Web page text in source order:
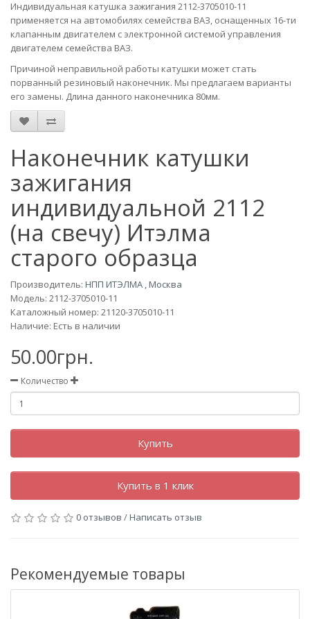
Индивидуальная катушка зажигания 2112-3705010-11
применяется на автомобилях семейства ВАЗ, оснащенных 16-ти
клапанным двигателем с электронной системой управления
двигателем семейства ВАЗ.
Причиной неправильной работы катушки может стать
порванный резиновый наконечник. Мы предлагаем варианты
его замены. Длина данного наконечника 80мм.
Наконечник катушки
зажигания
индивидуальной 2112
(на свечу) Итэлма
старого образца
Производитель: НПП ИТЭЛМА , Москва
Модель: 2112-3705010-11
Каталожный номер: 21120-3705010-11
Наличие: Есть в наличии
50.00грн.
Количество
Купить
Купить в 1 клик
0 отзывов /Написать отзыв
Рекомендуемые товары